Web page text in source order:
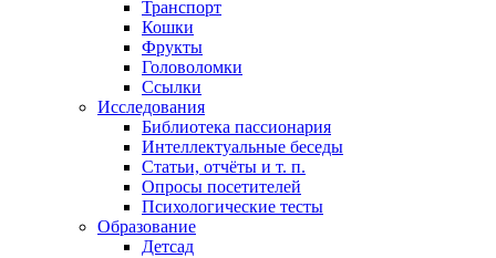
Транспорт
Кошки
Фрукты
Головоломки
Ссылки
Исследования
Библиотека пассионария
Интеллектуальные беседы
Статьи, отчёты и т. п.
Опросы посетителей
Психологические тесты
Образование
Детсад